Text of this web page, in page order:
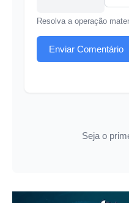
Resolva a operação
Enviar Comentário
Seja o